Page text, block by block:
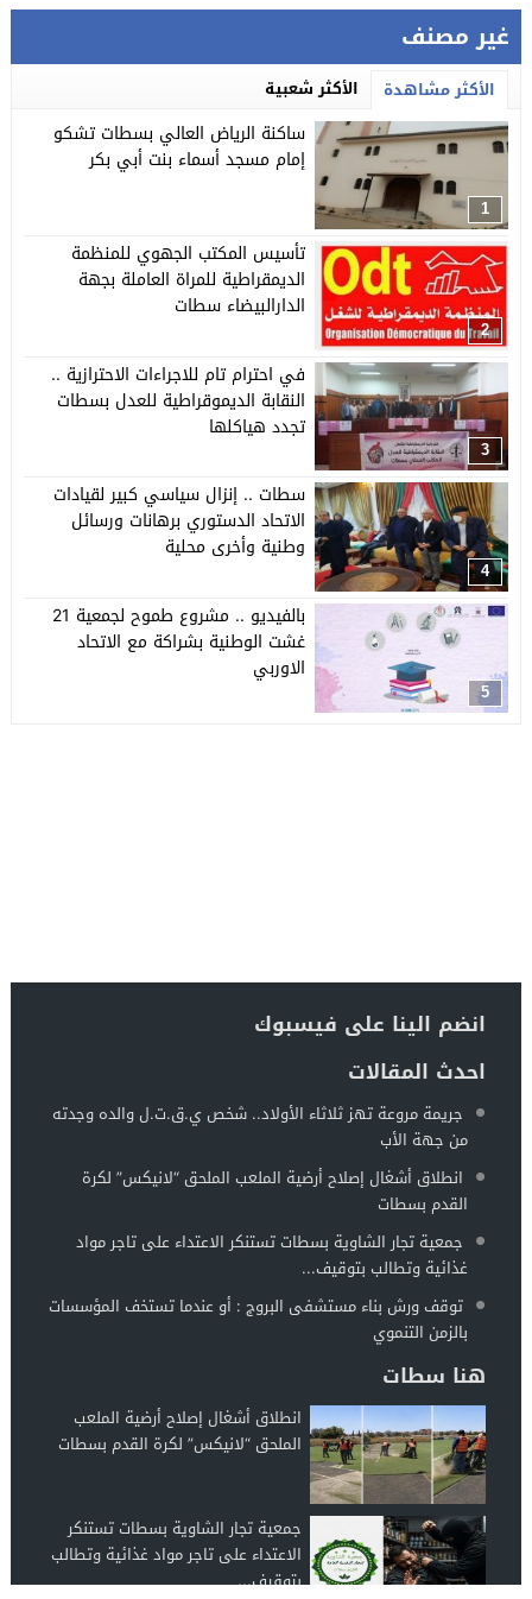
غير مصنف
الأكثر مشاهدة الأكثر شعبية
1
ساكنة الرياض العالي بسطات تشكو
إمام مسجد أسماء بنت أبي بكر
2
تأسيس المكتب الجهوي للمنظمة
الديمقراطية للمراة العاملة بجهة
الدارالبيضاء سطات
3
في احترام تام للاجراءات الاحترازية ..
النقابة الديموقراطية للعدل بسطات
تجدد هياكلها
4
سطات .. إنزال سياسي كبير لقيادات
الاتحاد الدستوري برهانات ورسائل
وطنية وأخرى محلية
5
بالفيديو .. مشروع طموح لجمعية 21
غشت الوطنية بشراكة مع الاتحاد
الاوربي
انضم الينا على فيسبوك
احدث المقالات
جريمة مروعة تهز ثلاثاء الأولاد.. شخص ي.ق.ت.ل والده وجدته
من جهة الأب
انطلاق أشغال إصلاح أرضية الملعب الملحق “لانيكس” لكرة
القدم بسطات
جمعية تجار الشاوية بسطات تستنكر الاعتداء على تاجر مواد
غذائية وتطالب بتوقيف...
توقف ورش بناء مستشفى البروج : أو عندما تستخف المؤسسات
بالزمن التنموي
هنا سطات
انطلاق أشغال إصلاح أرضية الملعب
الملحق “لانيكس” لكرة القدم بسطات
جمعية تجار الشاوية بسطات تستنكر
الاعتداء على تاجر مواد غذائية وتطالب
بتوقيف...